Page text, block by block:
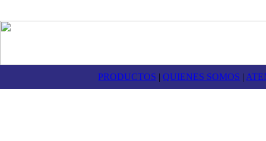
PRODUCTOS |QUIENES SOMOS |